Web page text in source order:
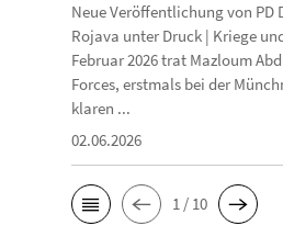
Neue Veröffentlichung von PD
Rojava unter Druck | Kriege
Februar 2026 trat Mazloum
Forces, erstmals bei der
klaren ...
02.06.2026
1 / 10